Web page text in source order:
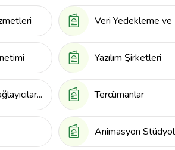
Veri Yedekleme ve
Yazılım Şirketleri
Tercümanlar
Animasyon